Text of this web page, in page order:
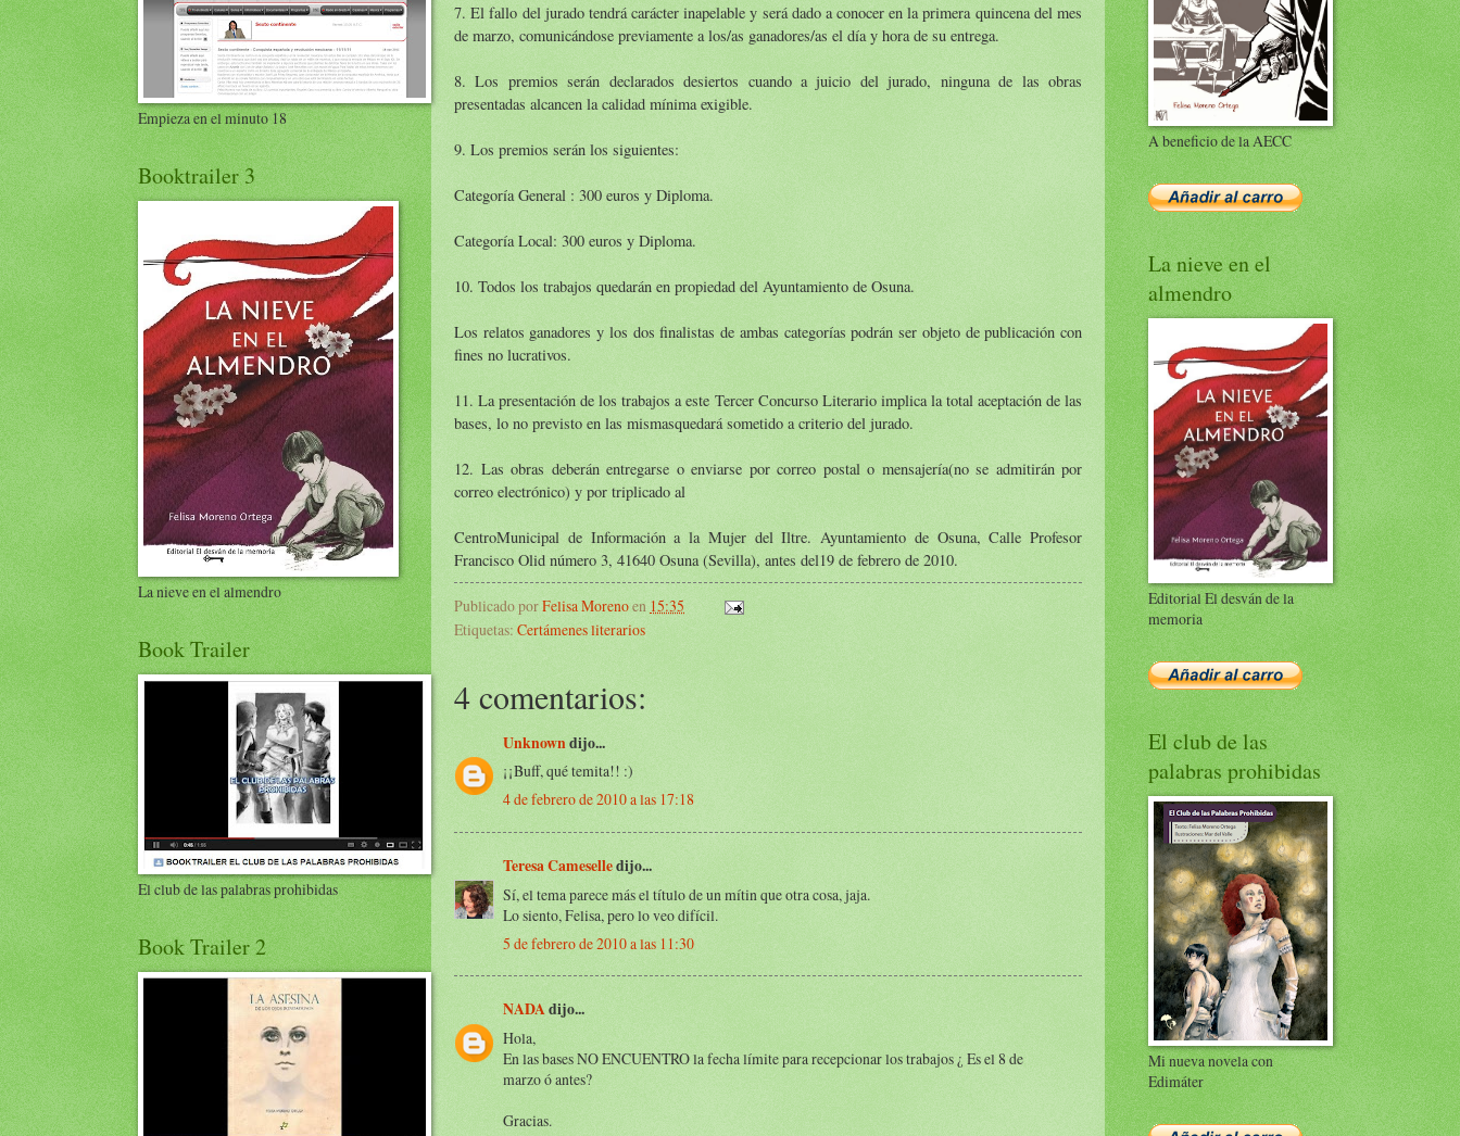
7. El fallo del jurado tendrá carácter inapelable y será dado a conocer en la primera quincena del mes
de marzo, comunicándose previamente a los/as ganadores/as el día y hora de su entrega.
8. Los premios serán declarados desiertos cuando a juicio del jurado, ninguna de las obras
presentadas alcancen la calidad mínima exigible.
9. Los premios serán los siguientes:
Categoría General : 300 euros y Diploma.
Categoría Local: 300 euros y Diploma.
10. Todos los trabajos quedarán en propiedad del Ayuntamiento de Osuna.
Los relatos ganadores y los dos finalistas de ambas categorías podrán ser objeto de publicación con
fines no lucrativos.
11. La presentación de los trabajos a este Tercer Concurso Literario implica la total aceptación de las
bases, lo no previsto en las mismasquedará sometido a criterio del jurado.
12. Las obras deberán entregarse o enviarse por correo postal o mensajería(no se admitirán por
correo electrónico) y por triplicado al
CentroMunicipal de Información a la Mujer del Iltre. Ayuntamiento de Osuna, Calle Profesor
Francisco Olid número 3, 41640 Osuna (Sevilla), antes del19 de febrero de 2010.
Publicado porFelisa Morenoen 15:35
Etiquetas: Certámenes literarios
4 comentarios:
Unknowndijo...
¡¡Buff, qué temita!! :)
4 de febrero de 2010 a las 17:18
Teresa Cameselledijo...
Sí, el tema parece más el título de un mítin que otra cosa, jaja.
Lo siento, Felisa, pero lo veo difícil.
5 de febrero de 2010 a las 11:30
NADAdijo...
Hola,
En las bases NO ENCUENTRO la fecha límite para recepcionar los trabajos ¿ Es el 8 de
marzo ó antes?
Gracias.
Empieza en el minuto 18
Booktrailer 3
La nieve en el almendro
Book Trailer
El club de las palabras prohibidas
Book Trailer 2
A beneficio de la AECC
La nieve en el
almendro
Editorial El desván de la
memoria
El club de las
palabras prohibidas
Mi nueva novela con
Edimáter